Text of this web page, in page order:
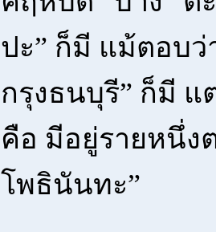
ปะ” ก็มี แม้ตอบว่
กรุงธนบุรี” ก็มี แ
คือ มีอยู่รายหนึ่ง
โพธินันทะ”